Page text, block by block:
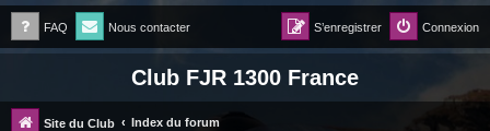
FAQ Nous contacter Connexion
S’enregistrer
Club FJR 1300 France
Site du Club Index du forum